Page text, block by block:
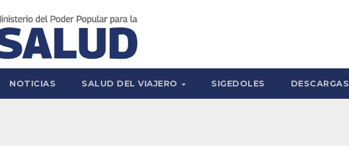
NOTICIAS SALUD DEL VIAJERO SIGEDOLES DESCARGAS